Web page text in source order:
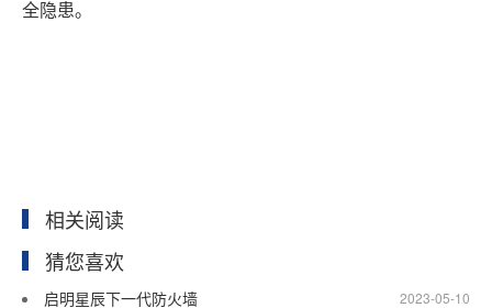
全隐患。
相关阅读
猜您喜欢
2023-05-10
启明星辰下一代防火墙